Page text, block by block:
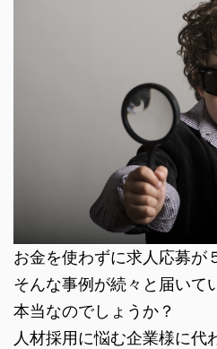
お金を使わずに求人応募が
そんな事例が続々と届いて
本当なのでしょうか？
人材採用に悩む企業様に代